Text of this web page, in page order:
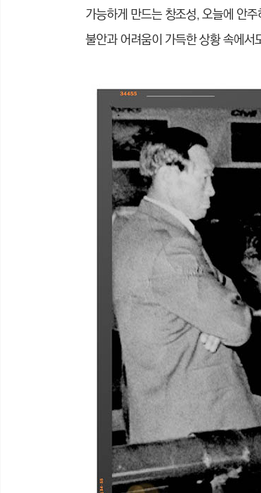
가능하게 만드는 창조성, 오늘에 안
불안과 어려움이 가득한 상황 속에